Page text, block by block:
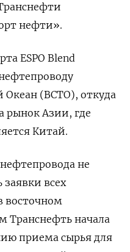
нефти».
ESPO Blend
Океан (ВСТО), откуда
рынок Азии, где
Китай.
не
всех
восточном
Транснефть начала
приема сырья для